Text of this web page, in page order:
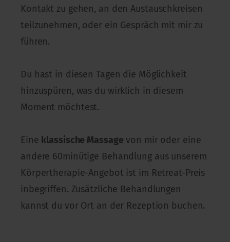
Kontakt zu gehen, an den Austauschkreisen
teilzunehmen, oder ein Gespräch mit mir zu
führen.
Du hast in diesen Tagen die Möglichkeit
hinzuspüren, was du wirklich in diesem
Moment möchtest.
Eine klassische Massage von mir oder eine
andere 60minütige Behandlung aus unserem
Körpertherapie-Angebot ist im Retreat-Preis
inbegriffen. Zusätzliche Behandlungen
kannst du vor Ort an der Rezeption buchen.